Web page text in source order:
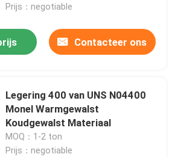
Roestvrije Legering het Staal
Prijs：negotiable
Contacteer ons
Legering 400 van UNS N04400
Monel Warmgewalst
Koudgewalst Materiaal
MOQ：1-2 ton
Prijs：negotiable